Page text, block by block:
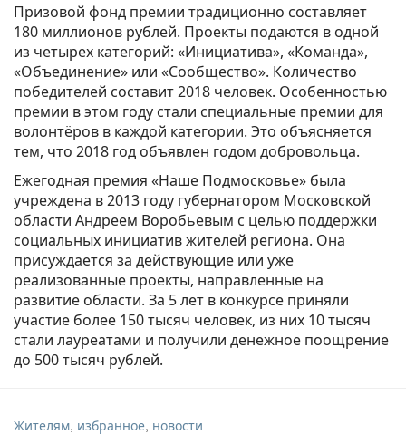
Призовой фонд премии традиционно составляет
180 миллионов рублей. Проекты подаются в одной
из четырех категорий: «Инициатива», «Команда»,
«Объединение» или «Сообщество». Количество
победителей составит 2018 человек. Особенностью
премии в этом году стали специальные премии для
волонтёров в каждой категории. Это объясняется
тем, что 2018 год объявлен годом добровольца.
Ежегодная премия «Наше Подмосковье» была
учреждена в 2013 году губернатором Московской
области Андреем Воробьевым с целью поддержки
социальных инициатив жителей региона. Она
присуждается за действующие или уже
реализованные проекты, направленные на
развитие области. За 5 лет в конкурсе приняли
участие более 150 тысяч человек, из них 10 тысяч
стали лауреатами и получили денежное поощрение
до 500 тысяч рублей.
Жителям, избранное, новости